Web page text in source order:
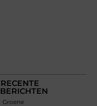
RECENTE
BERICHTEN
Groene